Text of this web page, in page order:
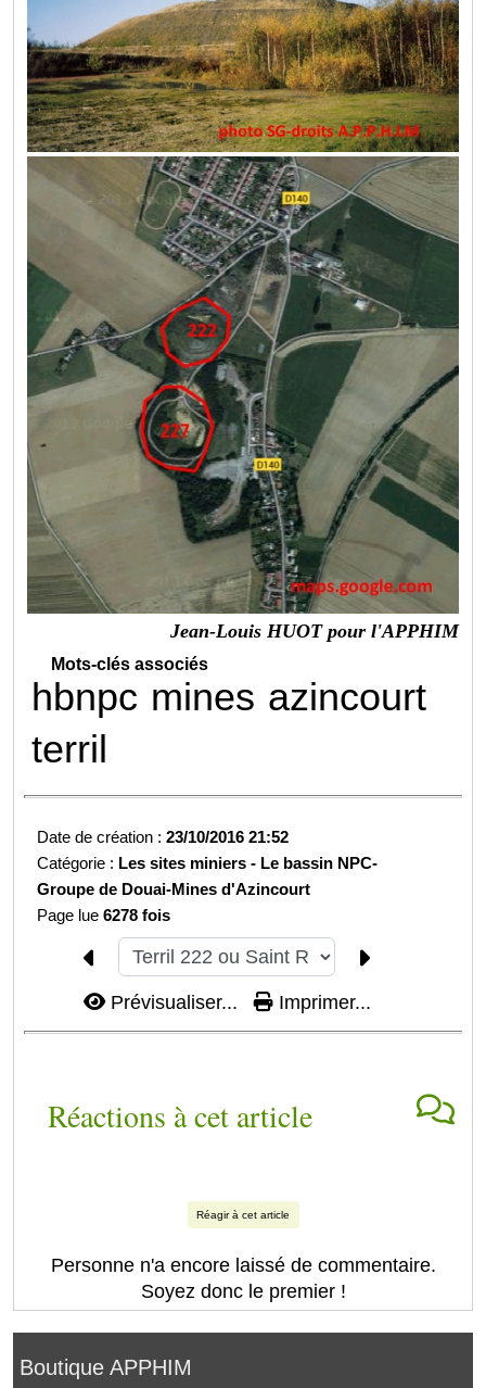
Boutique APPHIM
Jean-Louis HUOT pour l'APPHIM
Mots-clés associés
hbnpc mines azincourt
terril
Date de création :23/10/2016 21:52
Catégorie : Les sites miniers - Le bassin NPC-
Groupe de Douai-Mines d'Azincourt
Page lue6278 fois
Prévisualiser... Imprimer...
Réactions à cet article
Réagir à cet article
Personne n'a encore laissé de commentaire.
Soyez donc le premier !